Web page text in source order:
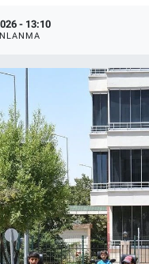
- 13:10